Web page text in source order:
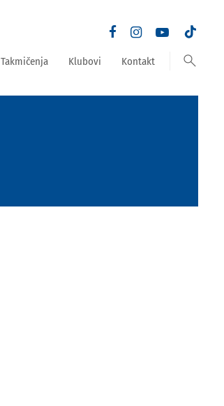
Takmičenja Klubovi Kontakt search